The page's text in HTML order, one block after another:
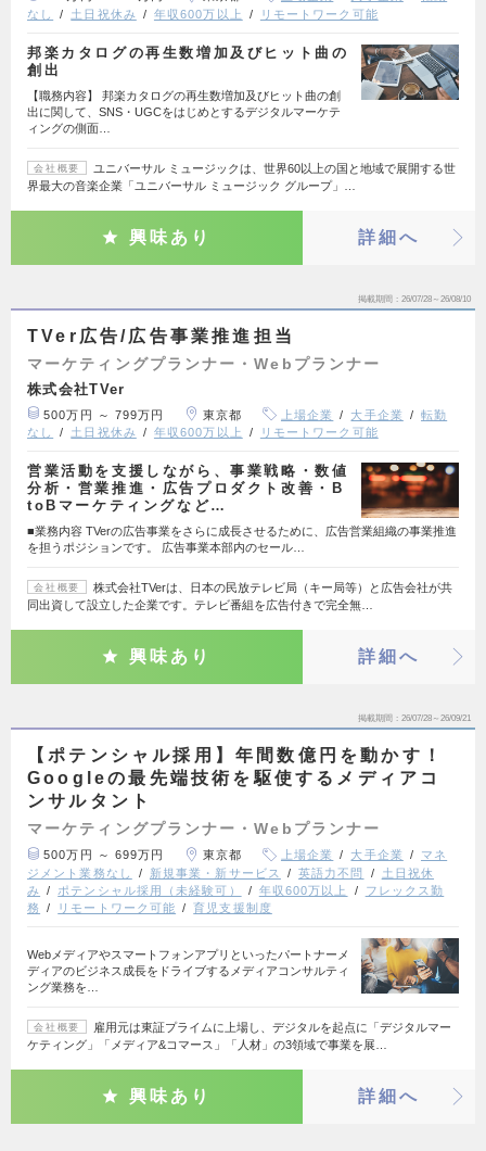
なし
土日祝休み 年収600万以上 リモートワーク可能
邦楽カタログの再生数増加及びヒット曲の
創出
【職務内容】 邦楽カタログの再生数増加及びヒット曲の創
出に関して、SNS・UGCをはじめとするデジタルマーケテ
ィングの側面…
会社概要
ユニバーサル ミュージックは、世界60以上の国と地域で展開する世
界最大の音楽企業「ユニバーサル ミュージック グループ」…
興味あり 詳細へ
掲載期間 26/07/28～26/08/10
TVer広告/広告事業推進担当
マーケティングプランナー・Webプランナー
株式会社TVer
500万円 ～ 799万円 東京都 上場企業 大手企業
転勤
なし
土日祝休み 年収600万以上 リモートワーク可能
営業活動を支援しながら、事業戦略・数値
分析・営業推進・広告プロダクト改善・B
toBマーケティングなど…
■業務内容 TVerの広告事業をさらに成長させるために、広告営業組織の事業推進
を担うポジションです。 広告事業本部内のセール…
会社概要
株式会社TVerは、日本の民放テレビ局（キー局等）と広告会社が共
同出資して設立した企業です。テレビ番組を広告付きで完全無…
興味あり 詳細へ
掲載期間 26/07/28～26/09/21
【ポテンシャル採用】年間数億円を動かす！
Googleの最先端技術を駆使するメディアコ
ンサルタント
マーケティングプランナー・Webプランナー
500万円 ～ 699万円 東京都 上場企業 大手企業
マネ
ジメント業務なし
新規事業・新サービス 英語力不問
土日祝休
み
ポテンシャル採用（未経験可） 年収600万以上
フレックス勤
務
リモートワーク可能 育児支援制度
Webメディアやスマートフォンアプリといったパートナーメ
ディアのビジネス成長をドライブするメディアコンサルティ
ング業務を…
会社概要
雇用元は東証プライムに上場し、デジタルを起点に「デジタルマー
ケティング」「メディア&コマース」「人材」の3領域で事業を展…
興味あり 詳細へ